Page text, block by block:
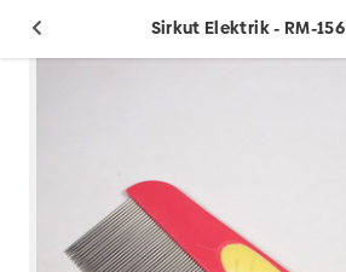
Sirkut Elektrik - RM-156